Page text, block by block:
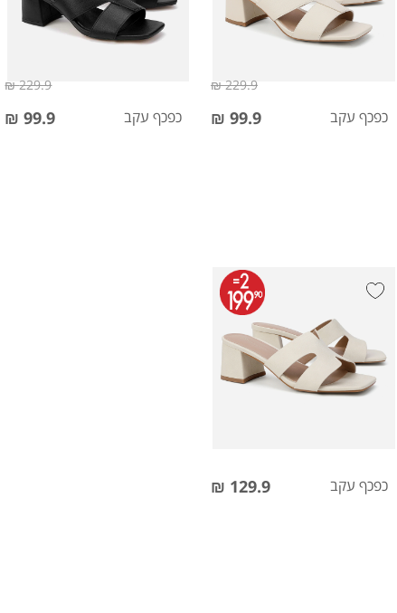
כפכף עקב 99.9 ₪
229.9 ₪
כפכף עקב 99.9 ₪
229.9 ₪
כפכף עקב 129.9 ₪